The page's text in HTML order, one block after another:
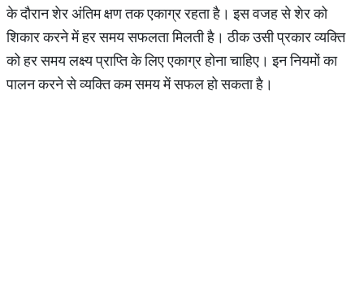
के दौरान शेर अंतिम क्षण तक एकाग्र रहता है। इस वजह से शेर को
शिकार करने में हर समय सफलता मिलती है। ठीक उसी प्रकार व्यक्ति
को हर समय लक्ष्य प्राप्ति के लिए एकाग्र होना चाहिए। इन नियमों का
पालन करने से व्यक्ति कम समय में सफल हो सकता है।